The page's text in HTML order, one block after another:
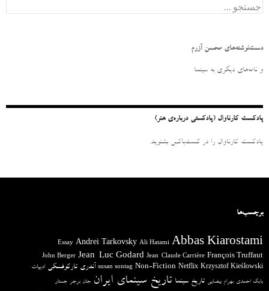
ج
س
و
ر
دست‌نوشته‌های محسن آزرم
و نامه‌‌های دیگری به سینما
پادکست کارناوال (پادکستی درباره‌ی هنر)
پادکست کارناوال را در کست‌باکس بشنوید.
برچسب‌ها
Abbas Kiarostami
Ali Hatami
Andrei Tarkovsky
Essay
François Truffaut
Jean-Claude Carrière
Jean-Luc Godard
John Berger
Krzysztof Kieślowski
Netflix
Non-Fiction
susan sontag آندری تارکوفسکی ادبیات
بابک احمدی بهرام بیضایی تاریخ سینما تاریخ سینمای ایران جان برجر جستار